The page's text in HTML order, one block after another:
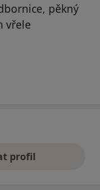
pěkný
vřele
profil